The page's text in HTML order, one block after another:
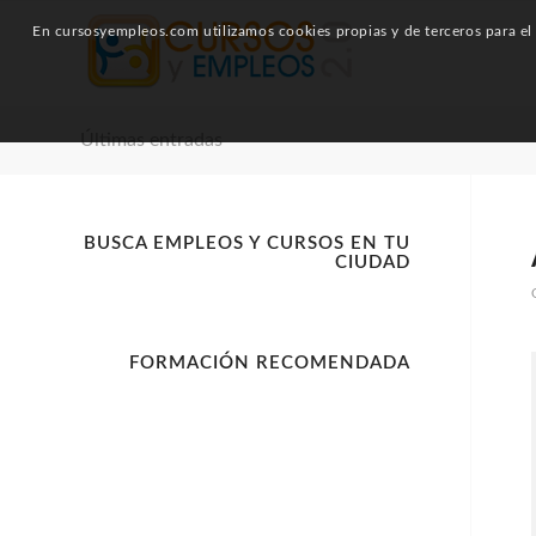
Últimas entradas
BUSCA EMPLEOS Y CURSOS EN TU
CIUDAD
FORMACIÓN RECOMENDADA
En cursosyempleos.com utilizamos cookies propias y de terceros para